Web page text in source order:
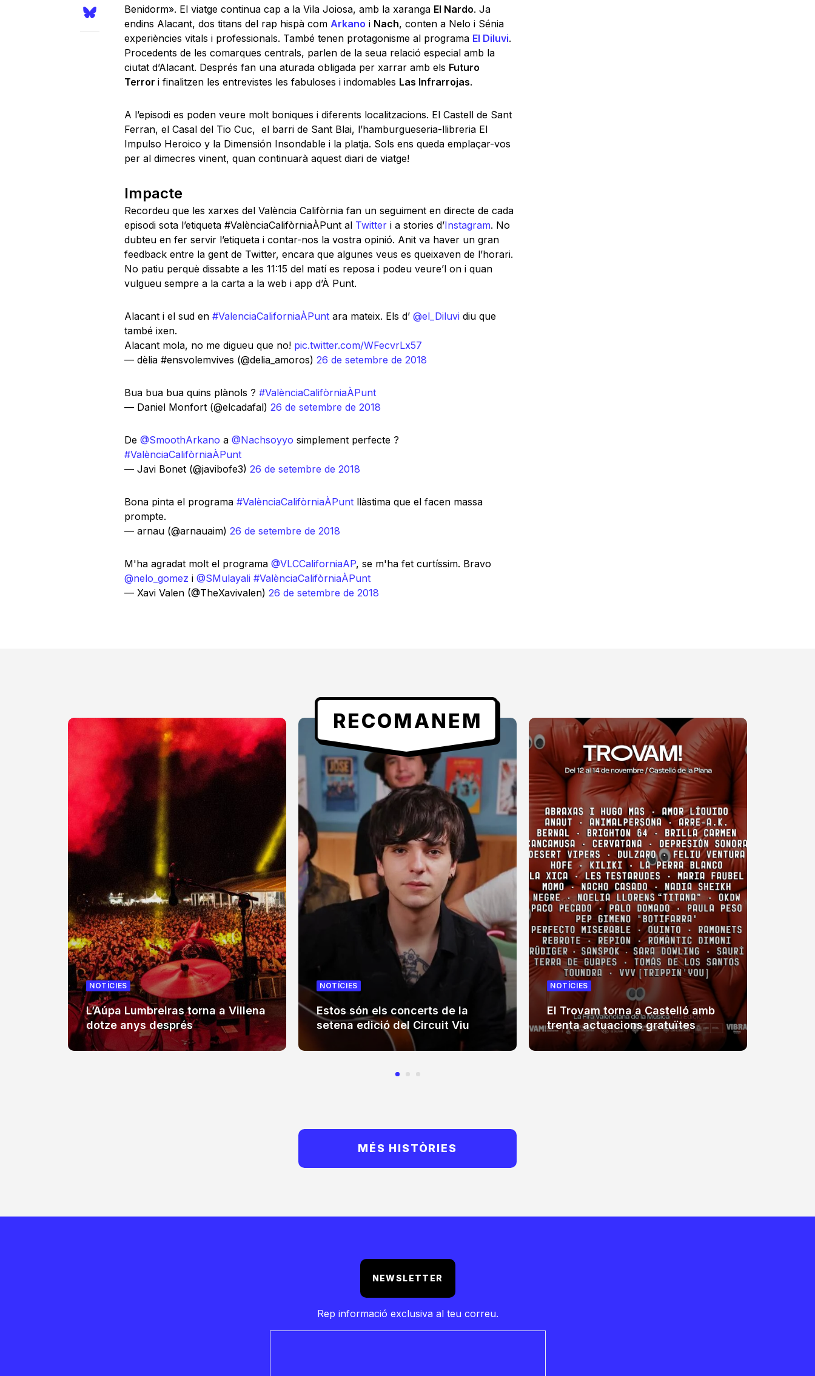
Benidorm». El viatge continua cap a la Vila Joiosa, amb la xaranga El Nardo. Ja
endins Alacant, dos titans del rap hispà com Arkano i Nach, conten a Nelo i Sénia
experiències vitals i professionals. També tenen protagonisme al programa El Diluvi.
Procedents de les comarques centrals, parlen de la seua relació especial amb la
ciutat d’Alacant. Després fan una aturada obligada per xarrar amb els Futuro
Terror i finalitzen les entrevistes les fabuloses i indomables Las Infrarrojas.
A l’episodi es poden veure molt boniques i diferents localitzacions. El Castell de Sant
Ferran, el Casal del Tio Cuc, el barri de Sant Blai, l’hamburgueseria-llibreria El
Impulso Heroico y la Dimensión Insondable i la platja. Sols ens queda emplaçar-vos
per al dimecres vinent, quan continuarà aquest diari de viatge!
Impacte
Recordeu que les xarxes del València Califòrnia fan un seguiment en directe de cada
episodi sota l’etiqueta #ValènciaCalifòrniaÀPunt al Twitteri a stories d’Instagram. No
dubteu en fer servir l’etiqueta i contar-nos la vostra opinió. Anit va haver un gran
feedback entre la gent de Twitter, encara que algunes veus es queixaven de l’horari.
No patiu perquè dissabte a les 11:15 del matí es reposa i podeu veure’l on i quan
vulgueu sempre a la carta a la web i app d’À Punt.
Alacant i el sud en #ValenciaCaliforniaÀPuntara mateix. Els d’ @el_Diluvi diu que
també ixen.
Alacant mola, no me digueu que no! pic.twitter.com/WFecvrLx57
— dèlia #ensvolemvives (@delia_amoros) 26 de setembre de 2018
Bua bua bua quins plànols ? #ValènciaCalifòrniaÀPunt
— Daniel Monfort (@elcadafal) 26 de setembre de 2018
De @SmoothArkano a @Nachsoyyo simplement perfecte ?
#ValènciaCalifòrniaÀPunt
— Javi Bonet (@javibofe3) 26 de setembre de 2018
Bona pinta el programa #ValènciaCalifòrniaÀPuntllàstima que el facen massa
prompte.
— arnau (@arnauaim) 26 de setembre de 2018
M'ha agradat molt el programa @VLCCaliforniaAP, se m'ha fet curtíssim. Bravo
@nelo_gomez i @SMulayali #ValènciaCalifòrniaÀPunt
— Xavi Valen (@TheXavivalen) 26 de setembre de 2018
RECOMANEM
NOTÍCIES
L’Aúpa Lumbreiras torna a Villena
dotze anys després
NOTÍCIES
Estos són els concerts de la
setena edició del Circuit Viu
NOTÍCIES
El Trovam torna a Castelló amb
trenta actuacions gratuïtes
MÉS HISTÒRIES
NEWSLETTER
Rep informació exclusiva al teu correu.